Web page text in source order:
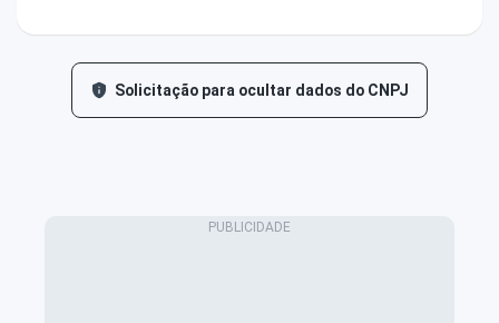
Solicitação para ocultar dados do CNPJ